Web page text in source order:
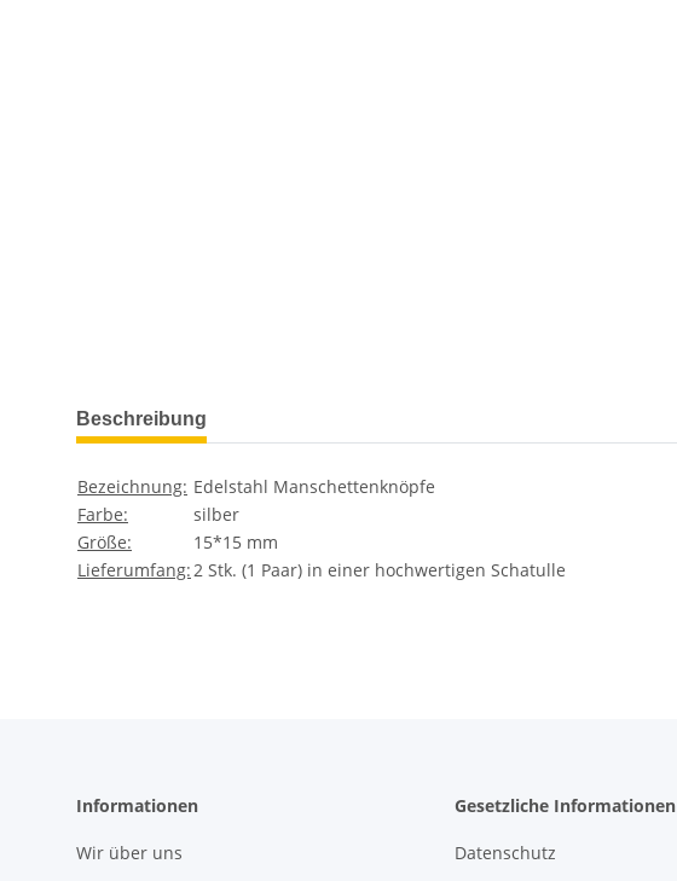
weitere Registerkarten anzeigen
Beschreibung
Bezeichnung: Edelstahl Manschettenknöpfe
Farbe:
silber
Größe:
15*15 mm
Lieferumfang:2 Stk. (1 Paar) in einer hochwertigen Schatulle
Informationen
Wir über uns
Gesetzliche Informationen
Datenschutz